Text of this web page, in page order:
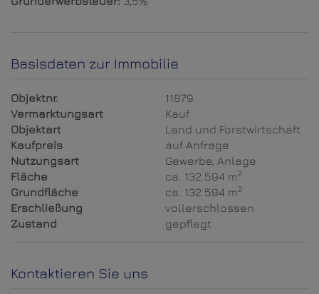
Basisdaten zur Immobilie
Objektnr.
11879
Vermarktungsart
Kauf
Objektart
Land und Forstwirtschaft
Kaufpreis
auf Anfrage
Nutzungsart
Gewerbe Anlage
Fläche
ca. 132.594 m2
Grundfläche ca. 132.594 m2
Erschließung
vollerschlossen
Zustand
gepflegt
Kontaktieren Sie uns